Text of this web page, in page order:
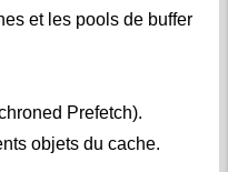
et les pools de buffer
Prefetch).
objets du cache.